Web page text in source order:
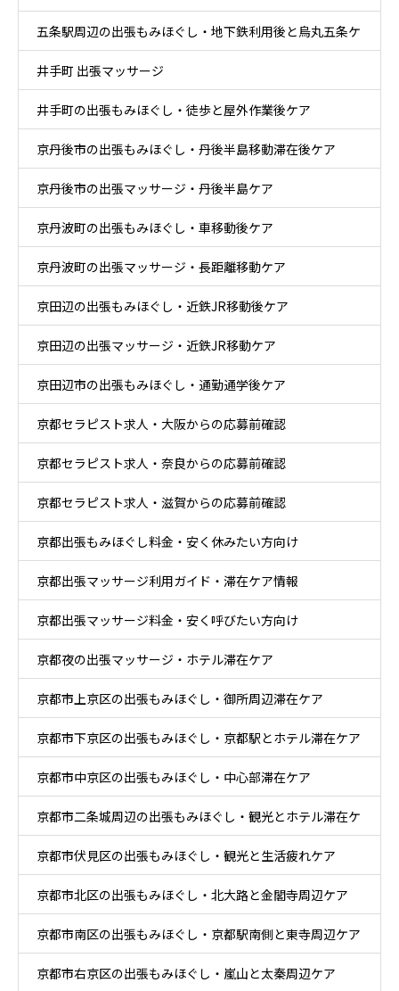
りケア
五条駅周辺の出張もみほぐし・地下鉄利用後と烏丸五条ケ
ア
井手町 出張マッサージ
井手町の出張もみほぐし・徒歩と屋外作業後ケア
京丹後市の出張もみほぐし・丹後半島移動滞在後ケア
京丹後市の出張マッサージ・丹後半島ケア
京丹波町の出張もみほぐし・車移動後ケア
京丹波町の出張マッサージ・長距離移動ケア
京田辺の出張もみほぐし・近鉄JR移動後ケア
京田辺の出張マッサージ・近鉄JR移動ケア
京田辺市の出張もみほぐし・通勤通学後ケア
京都セラピスト求人・大阪からの応募前確認
京都セラピスト求人・奈良からの応募前確認
京都セラピスト求人・滋賀からの応募前確認
京都出張もみほぐし料金・安く休みたい方向け
京都出張マッサージ利用ガイド・滞在ケア情報
京都出張マッサージ料金・安く呼びたい方向け
京都夜の出張マッサージ・ホテル滞在ケア
京都市上京区の出張もみほぐし・御所周辺滞在ケア
京都市下京区の出張もみほぐし・京都駅とホテル滞在ケア
京都市中京区の出張もみほぐし・中心部滞在ケア
京都市二条城周辺の出張もみほぐし・観光とホテル滞在ケ
ア
京都市伏見区の出張もみほぐし・観光と生活疲れケア
京都市北区の出張もみほぐし・北大路と金閣寺周辺ケア
京都市南区の出張もみほぐし・京都駅南側と東寺周辺ケア
京都市右京区の出張もみほぐし・嵐山と太秦周辺ケア